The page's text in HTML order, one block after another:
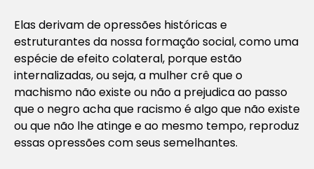
Elas derivam de opressões históricas e
estruturantes da nossa formação social, como uma
espécie de efeito colateral, porque estão
internalizadas, ou seja, a mulher crê que o
machismo não existe ou não a prejudica ao passo
que o negro acha que racismo é algo que não existe
ou que não lhe atinge e ao mesmo tempo, reproduz
essas opressões com seus semelhantes.